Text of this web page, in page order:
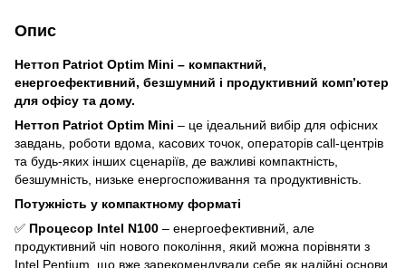
Опис
Неттоп Patriot Optim Mini – компактний,
енергоефективний, безшумний і продуктивний комп’ютер
для офісу та дому.
Неттоп Patriot Optim Mini – це ідеальний вибір для офісних
завдань, роботи вдома, касових точок, операторів call-центрів
та будь-яких інших сценаріїв, де важливі компактність,
безшумність, низьке енергоспоживання та продуктивність.
Потужність у компактному форматі
✅ Процесор Intel N100 – енергоефективний, але
продуктивний чіп нового покоління, який можна порівняти з
Intel Pentium, що вже зарекомендували себе як надійні основи